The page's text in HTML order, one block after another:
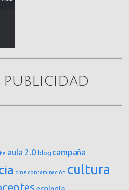
publicidad
aula 2.0 blog campaña
cine contaminación cultura
ecología